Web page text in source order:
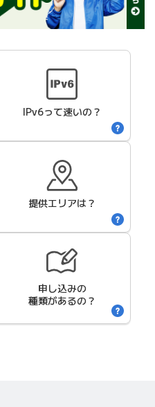
IPv6って速いの？
提供エリアは？
申し込みの
種類があるの？